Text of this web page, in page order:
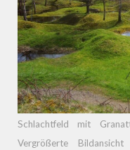
Schlachtfeld mit
Vergrößerte